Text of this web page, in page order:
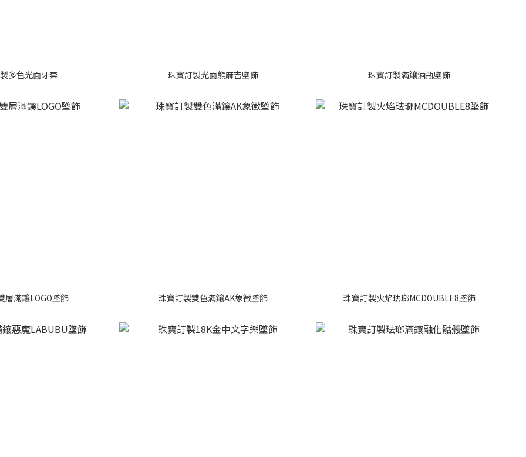
多色光面牙套 珠寶訂製光面熊麻吉墜飾 珠寶訂製滿鑲酒瓶墜飾
層滿鑲LOGO墜飾 珠寶訂製雙色滿鑲AK象徵墜飾 珠寶訂製火焰珐瑯MCDOUBLE8墜飾